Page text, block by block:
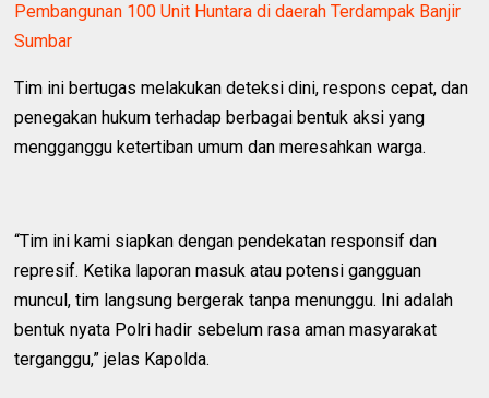
Pembangunan 100 Unit Huntara di daerah Terdampak Banjir
Sumbar
Tim ini bertugas melakukan deteksi dini, respons cepat, dan
penegakan hukum terhadap berbagai bentuk aksi yang
mengganggu ketertiban umum dan meresahkan warga.
“Tim ini kami siapkan dengan pendekatan responsif dan
represif. Ketika laporan masuk atau potensi gangguan
muncul, tim langsung bergerak tanpa menunggu. Ini adalah
bentuk nyata Polri hadir sebelum rasa aman masyarakat
terganggu,” jelas Kapolda.